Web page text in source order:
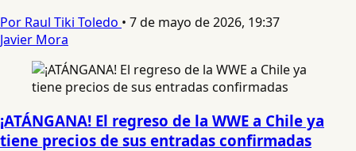
Por Raul Tiki Toledo • 7 de mayo de 2026, 19:37
Javier Mora
¡ATÁNGANA! El regreso de la WWE a Chile ya
tiene precios de sus entradas confirmadas